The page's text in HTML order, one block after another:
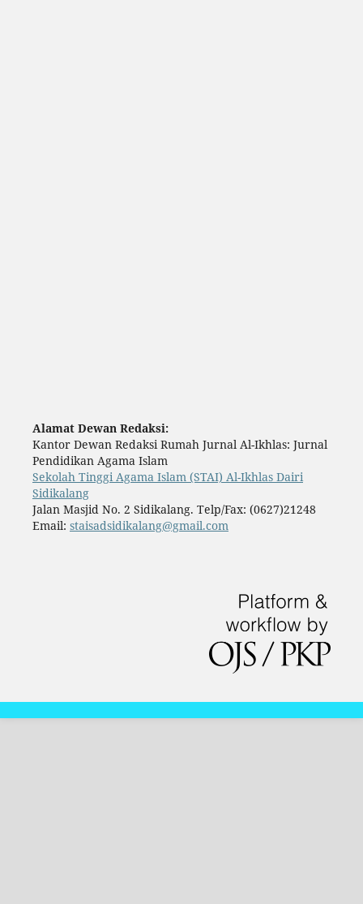
Alamat Dewan Redaksi:
Kantor Dewan Redaksi Rumah Jurnal Al-Ikhlas: Jurnal
Pendidikan Agama Islam
Sekolah Tinggi Agama Islam (STAI) Al-Ikhlas Dairi
Sidikalang
Jalan Masjid No. 2 Sidikalang. Telp/Fax: (0627)21248
Email: staisadsidikalang@gmail.com